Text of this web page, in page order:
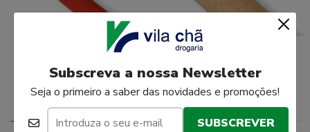
Subscreva a nossa Newsletter
Seja o primeiro a saber das novidades e promoções!
SUBSCREVER
A NOSSA COLEÇÃO
MAIS RECENTES EM DESTAQUE MAIS VENDIDO